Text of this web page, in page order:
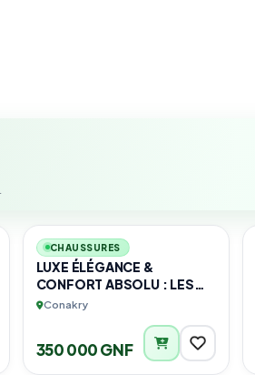
CHAUSSURES
LUXE ÉLÉGANCE &
CONFORT ABSOLU : LES
SANDALES DE LUXE
Conakry
350 000 GNF
3